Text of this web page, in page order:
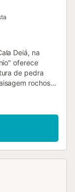
Deiá, na
oferece
de pedra
rochosa,
mediterrâneo
passadas a
num cenário
recomenda-
de acesso